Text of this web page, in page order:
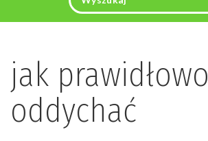
jak prawidłowo
oddychać